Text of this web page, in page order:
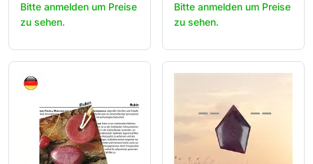
Bitte anmelden um Preise
zu sehen.
Bitte anmelden um Preise
zu sehen.